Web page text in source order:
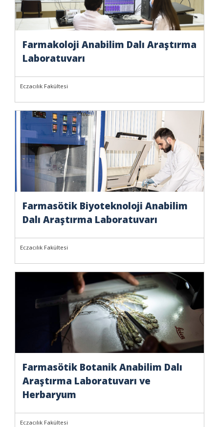
Farmakoloji Anabilim Dalı Araştırma
Laboratuvarı
Eczacılık Fakültesi
Farmasötik Biyoteknoloji Anabilim
Dalı Araştırma Laboratuvarı
Eczacılık Fakültesi
Farmasötik Botanik Anabilim Dalı
Araştırma Laboratuvarı ve
Herbaryum
Eczacılık Fakültesi